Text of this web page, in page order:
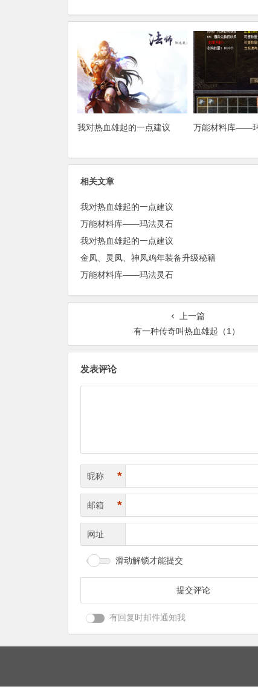
我对热血雄起的一点建议 万能材料库——
相关文章
我对热血雄起的一点建议
万能材料库——玛法灵石
我对热血雄起的一点建议
金凤、灵凤、神凤鸡年装备升级秘籍
万能材料库——玛法灵石
上一篇
有一种传奇叫热血雄起（1）
发表评论
昵称 *
邮箱 *
网址
滑动解锁才能提交
有回复时邮件通知我